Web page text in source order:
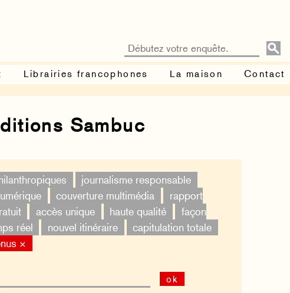
Librairies francophones La maison Contact
Sambuc
journalisme responsable
couverture multimédia
rapport
accès unique haute qualité
façon
réel nouvel itinéraire
capitulation totale
×
ok